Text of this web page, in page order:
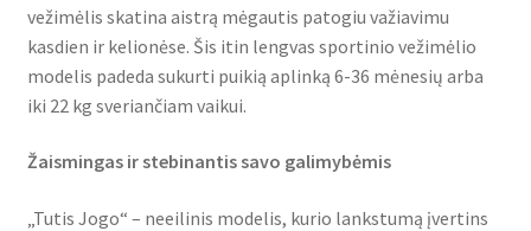
vežimėlis skatina aistrą mėgautis patogiu važiavimu
kasdien ir kelionėse. Šis itin lengvas sportinio vežimėlio
modelis padeda sukurti puikią aplinką 6-36 mėnesių arba
iki 22 kg sveriančiam vaikui.
Žaismingas ir stebinantis savo galimybėmis
„Tutis Jogo“ – neeilinis modelis, kurio lankstumą įvertins